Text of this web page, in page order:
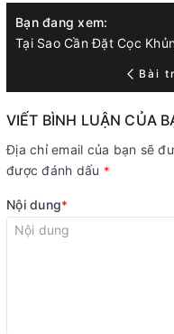
Bạn đang xem:
Bài
VIẾT BÌNH LUẬN CỦA
Địa chỉ email của bạn sẽ
được đánh dấu *
Nội dung*